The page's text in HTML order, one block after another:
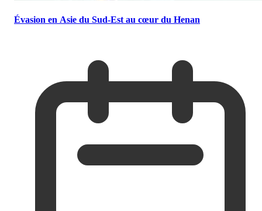
Évasion en Asie du Sud-Est au cœur du Henan